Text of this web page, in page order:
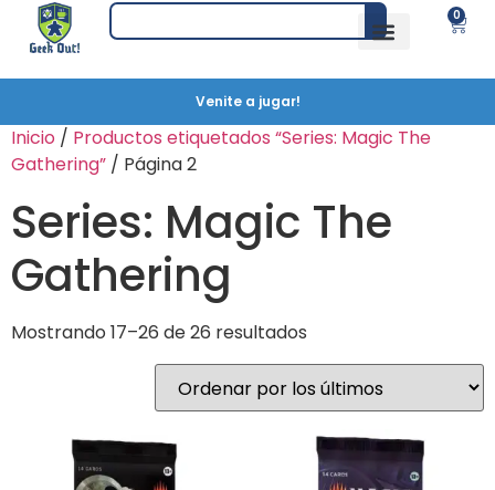
0
Venite a jugar!
Inicio / Productos etiquetados “Series: Magic The
Gathering” / Página 2
Series: Magic The
Gathering
Mostrando 17–26 de 26 resultados